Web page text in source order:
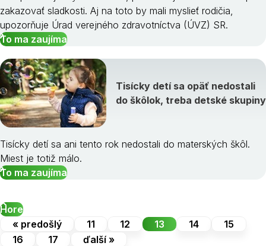
zakazovať sladkosti. Aj na toto by mali myslieť rodičia,
upozorňuje Úrad verejného zdravotníctva (ÚVZ) SR.
To ma zaujíma
Tisícky detí sa opäť nedostali
do škôlok, treba detské skupiny
Tisícky detí sa ani tento rok nedostali do materských škôl.
Miest je totiž málo.
To ma zaujíma
Hore
« predošlý
11 12 13 14
15
16
17 ďalší »